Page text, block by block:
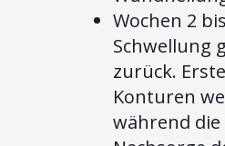
Wochen 2
Schwellung
zurück.
Konturen
während